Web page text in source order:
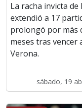
La racha invicta de
extendió a 17
prolongó por más
meses tras vencer
Verona.
sábado, 19